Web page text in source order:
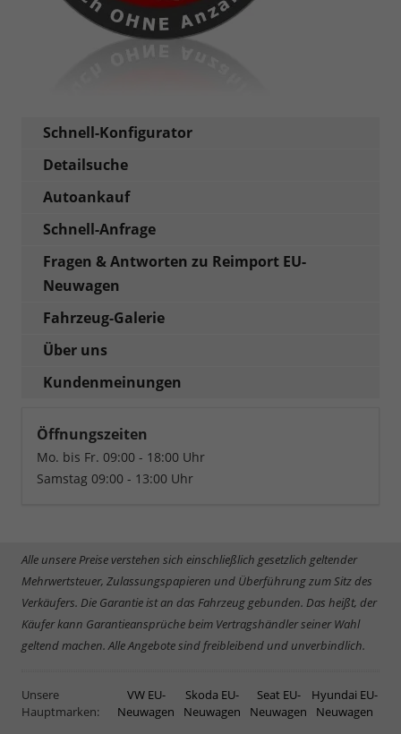
Schnell-Konfigurator
Detailsuche
Autoankauf
Schnell-Anfrage
Fragen & Antworten zu Reimport EU-
Neuwagen
Fahrzeug-Galerie
Über uns
Kundenmeinungen
Öffnungszeiten
Mo. bis Fr. 09:00 - 18:00 Uhr
Samstag 09:00 - 13:00 Uhr
Alle unsere Preise verstehen sich einschließlich gesetzlich geltender
Mehrwertsteuer, Zulassungspapieren und Überführung zum Sitz des
Verkäufers. Die Garantie ist an das Fahrzeug gebunden. Das heißt, der
Käufer kann Garantieansprüche beim Vertragshändler seiner Wahl
geltend machen. Alle Angebote sind freibleibend und unverbindlich.
Unsere
Hauptmarken:
VW EU-
Neuwagen
Skoda EU-
Neuwagen
Seat EU-
Neuwagen
Hyundai EU-
Neuwagen